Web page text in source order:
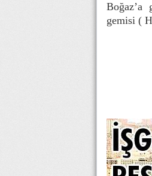
Boğaz’a
gemisi (